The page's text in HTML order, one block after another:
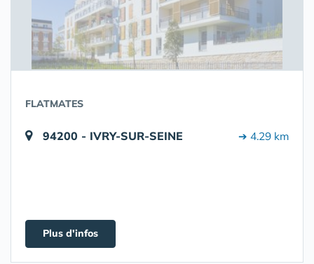
FLATMATES
94200 - IVRY-SUR-SEINE ➔ 4.29 km
Plus d'infos